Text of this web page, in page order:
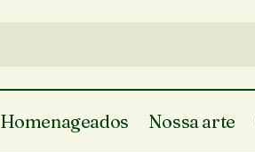
Homenageados Nossa arte